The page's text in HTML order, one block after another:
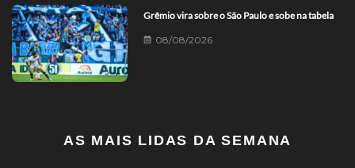
Grêmio vira sobre o São Paulo e sobe na tabela
08/08/2026
AS MAIS LIDAS DA SEMANA